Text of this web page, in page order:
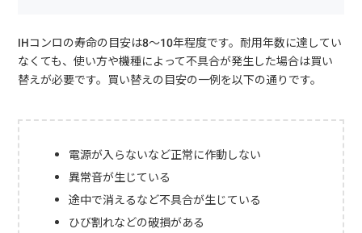
IHコンロの寿命の目安は8～10年程度です。耐用年数に達してい
なくても、使い方や機種によって不具合が発生した場合は買い
替えが必要です。買い替えの目安の一例を以下の通りです。
電源が入らないなど正常に作動しない
異常音が生じている
途中で消えるなど不具合が生じている
ひび割れなどの破損がある